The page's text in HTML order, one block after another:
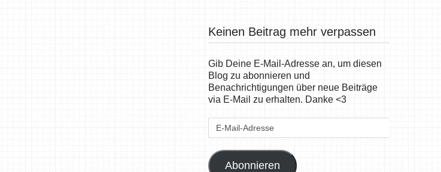
Keinen Beitrag mehr verpassen
Gib Deine E-Mail-Adresse an, um diesen
Blog zu abonnieren und
Benachrichtigungen über neue Beiträge
via E-Mail zu erhalten. Danke <3
E-
Abonnieren